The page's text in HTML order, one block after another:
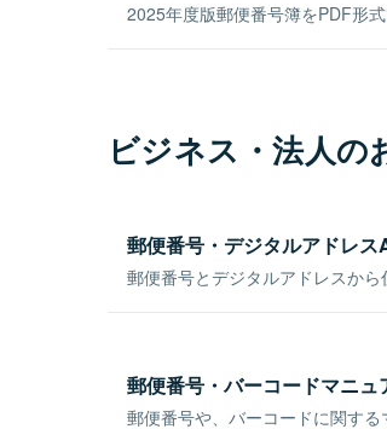
2025年度版郵便番号簿をPDF形
ビジネス・法人の
郵便番号・デジタルアドレス
郵便番号とデジタルアドレスから
郵便番号・バーコードマニュ
郵便番号や、バーコードに関する